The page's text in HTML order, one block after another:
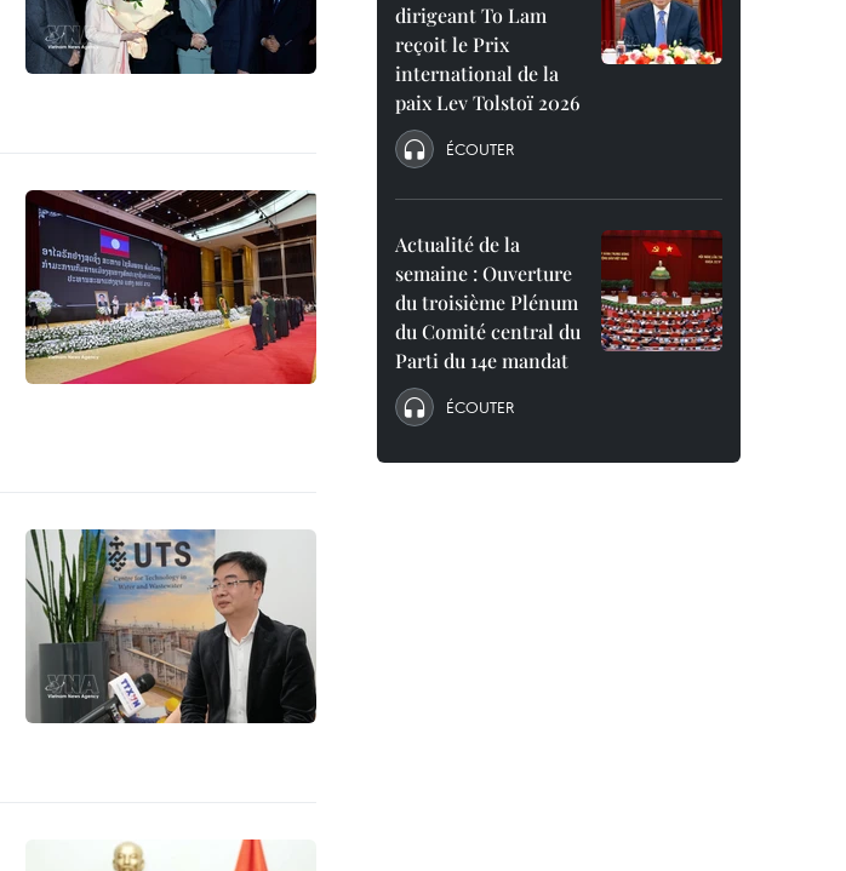
dirigeant To Lam
reçoit le Prix
international de la
paix Lev Tolstoï 2026
ÉCOUTER
Actualité de la
semaine : Ouverture
du troisième Plénum
du Comité central du
Parti du 14e mandat
ÉCOUTER